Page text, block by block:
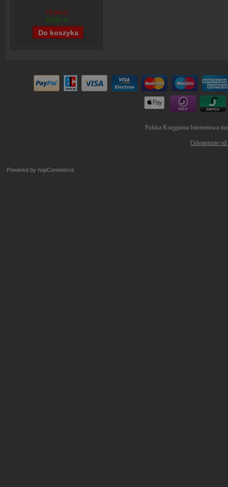
75,89 zł
60,91 zł
Polska Księgarnia Internetowa
Odstąpienie
Powered by nopCommerce